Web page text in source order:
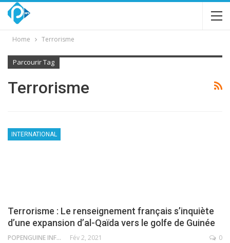
Home Terrorisme
Parcourir Tag
Terrorisme
INTERNATIONAL
Terrorisme : Le renseignement français s’inquiète
d’une expansion d’al-Qaïda vers le golfe de Guinée
POPENGUINE INFO Fév 2, 2021 0